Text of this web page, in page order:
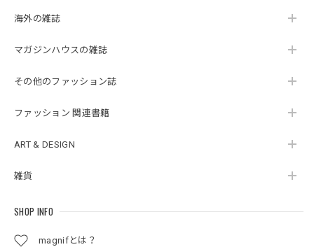
海外の雑誌
マガジンハウスの雑誌
その他のファッション誌
ファッション 関連書籍
ART & DESIGN
雑貨
SHOP INFO
magnifとは？